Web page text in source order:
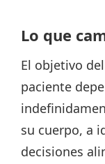
Lo que
El objetivo
paciente
su cuerpo, a
decisiones